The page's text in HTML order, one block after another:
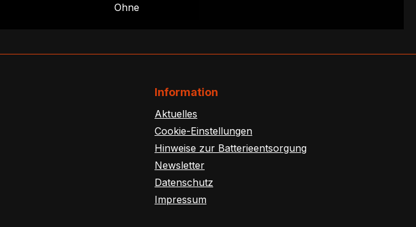
Ohne
Information
Aktuelles
Cookie-Einstellungen
Hinweise zur Batterieentsorgung
Newsletter
Datenschutz
Impressum